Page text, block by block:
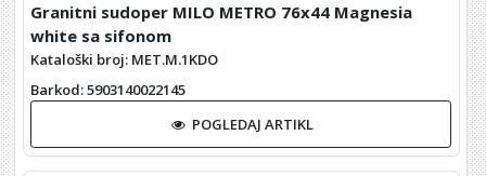
Granitni sudoper MILO METRO 76x44 Magnesia
white sa sifonom
Kataloški broj: MET.M.1KDO
Barkod: 5903140022145
POGLEDAJ ARTIKL